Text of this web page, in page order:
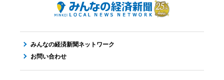
みんなの経済新聞ネットワーク
お問い合わせ